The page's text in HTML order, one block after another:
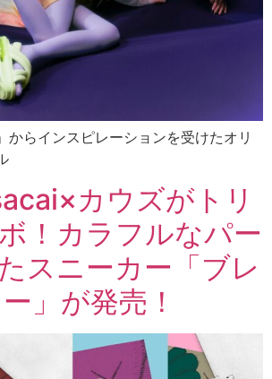
からインスピレーションを受けたオリ
カウズがトリ
！カラフルなパー
スニーカー「ブレ
」が発売！